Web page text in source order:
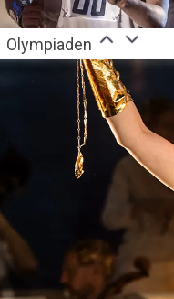
Olympiaden